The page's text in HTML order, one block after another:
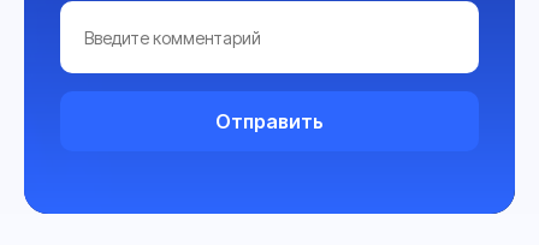
Отправить